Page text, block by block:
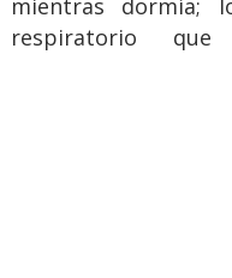
mientras dormía;
respiratorio